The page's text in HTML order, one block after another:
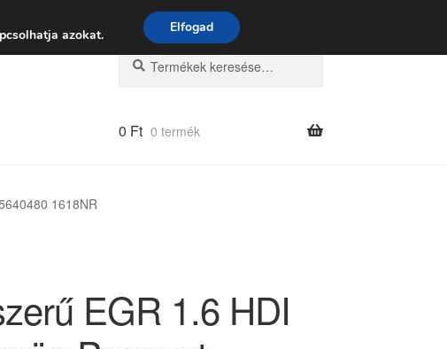
9:00–16:0006 80 088 054
Keresés
Keresés
0 Ft 0 termék
1618NR
EGR 1.6 HDI
azokat. Elfogad